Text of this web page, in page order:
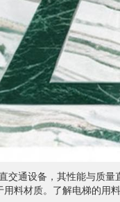
交通设备，其性能与质
料材质。了解电梯的用